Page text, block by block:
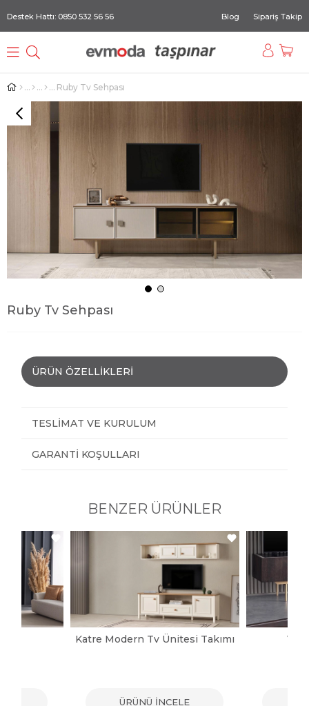
Destek Hattı: 0850 532 56 56 Blog Sipariş Takip
Ruby Tv Sehpası
Ruby Tv Sehpası
ÜRÜN ÖZELLIKLERI
TESLIMAT VE KURULUM
GARANTI KOŞULLARI
BENZER ÜRÜNLER
Katre Modern Tv Ünitesi Takımı
ÜRÜNÜ İNCELE